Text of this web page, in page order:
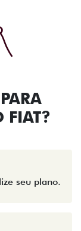
FIAT?​
seu plano.